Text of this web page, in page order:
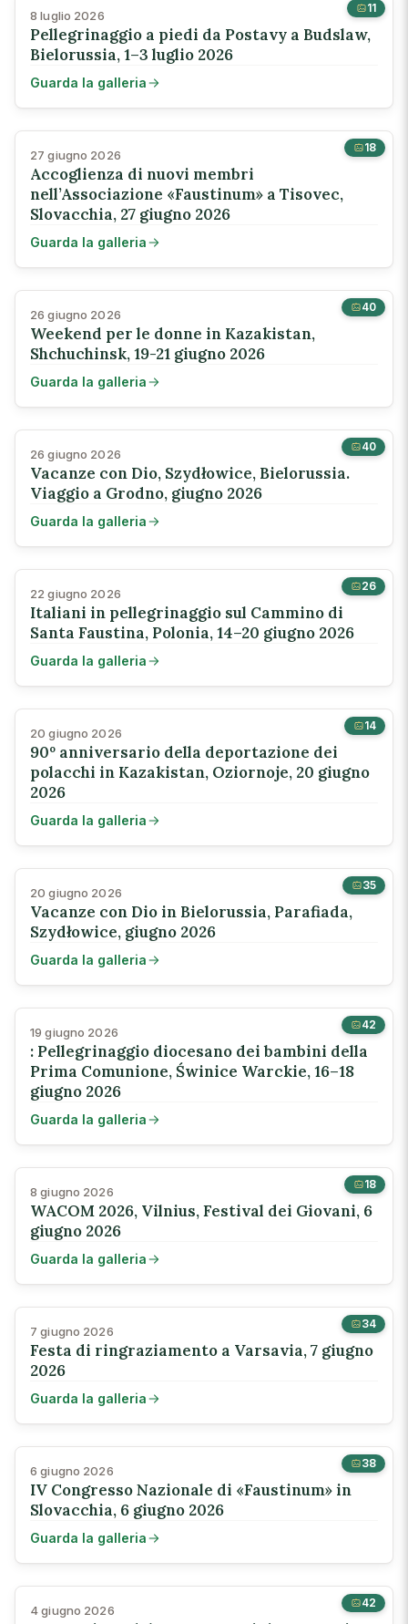
11
8 luglio 2026
Pellegrinaggio a piedi da Postavy a Budslaw,
Bielorussia, 1–3 luglio 2026
Guarda la galleria
18
27 giugno 2026
Accoglienza di nuovi membri
nell’Associazione «Faustinum» a Tisovec,
Slovacchia, 27 giugno 2026
Guarda la galleria
40
26 giugno 2026
Weekend per le donne in Kazakistan,
Shchuchinsk, 19-21 giugno 2026
Guarda la galleria
40
26 giugno 2026
Vacanze con Dio, Szydłowice, Bielorussia.
Viaggio a Grodno, giugno 2026
Guarda la galleria
26
22 giugno 2026
Italiani in pellegrinaggio sul Cammino di
Santa Faustina, Polonia, 14–20 giugno 2026
Guarda la galleria
14
20 giugno 2026
90º anniversario della deportazione dei
polacchi in Kazakistan, Oziornoje, 20 giugno
2026
Guarda la galleria
35
20 giugno 2026
Vacanze con Dio in Bielorussia, Parafiada,
Szydłowice, giugno 2026
Guarda la galleria
42
19 giugno 2026
: Pellegrinaggio diocesano dei bambini della
Prima Comunione, Świnice Warckie, 16–18
giugno 2026
Guarda la galleria
18
8 giugno 2026
WACOM 2026, Vilnius, Festival dei Giovani, 6
giugno 2026
Guarda la galleria
34
7 giugno 2026
Festa di ringraziamento a Varsavia, 7 giugno
2026
Guarda la galleria
38
6 giugno 2026
IV Congresso Nazionale di «Faustinum» in
Slovacchia, 6 giugno 2026
Guarda la galleria
42
4 giugno 2026